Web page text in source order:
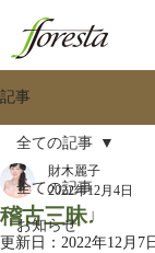
記事
全ての記事
お知らせ
全ての記事
稽古三昧♩
財木麗子
2022年12月4日
更新日： 2022年12月7